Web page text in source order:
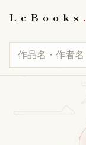
LeBooks